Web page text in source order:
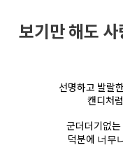
보기만 해도
선명하고 발랄
캔디처
군더더기없
덕분에 너무